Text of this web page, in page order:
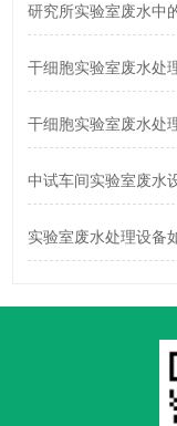
研究所实验室废水中
干细胞实验室废水处
干细胞实验室废水处
中试车间实验室废水
实验室废水处理设备